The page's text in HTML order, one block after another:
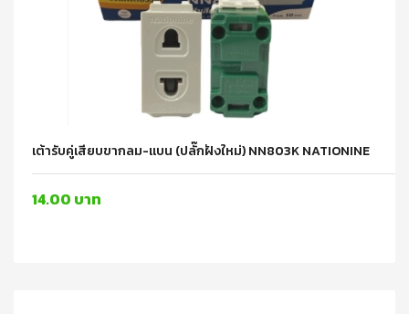
เต้ารับคู่เสียบขากลม-แบน (ปลั๊กฝังใหม่) NN803K NATIONINE
14.00 บาท